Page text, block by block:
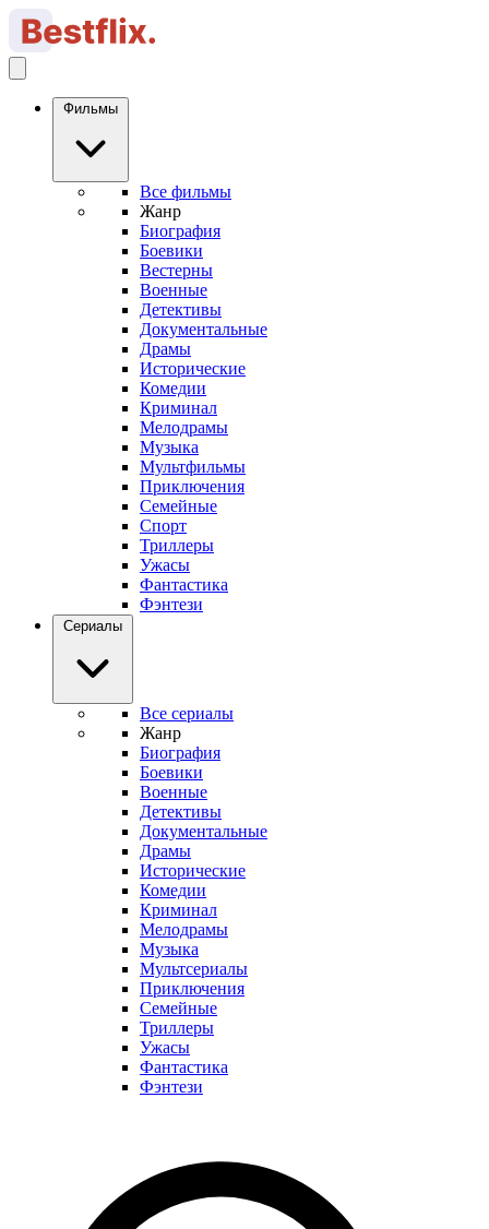
Фильмы
Все фильмы
Жанр
Биография
Боевики
Вестерны
Военные
Детективы
Документальные
Драмы
Исторические
Комедии
Криминал
Мелодрамы
Музыка
Мультфильмы
Приключения
Семейные
Спорт
Триллеры
Ужасы
Фантастика
Фэнтези
Сериалы
Все сериалы
Жанр
Биография
Боевики
Военные
Детективы
Документальные
Драмы
Исторические
Комедии
Криминал
Мелодрамы
Музыка
Мультсериалы
Приключения
Семейные
Триллеры
Ужасы
Фантастика
Фэнтези